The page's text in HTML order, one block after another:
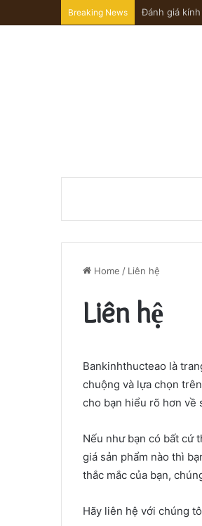
Breaking News Đánh giá kính
Home / Liên hệ
Liên hệ
Bankinhthucteao là
chuộng và lựa chọn
cho bạn hiểu rõ hơn về
Nếu như bạn có bất cứ
giá sản phẩm nào thì
thắc mắc của bạn,
Hãy liên hệ với chúng